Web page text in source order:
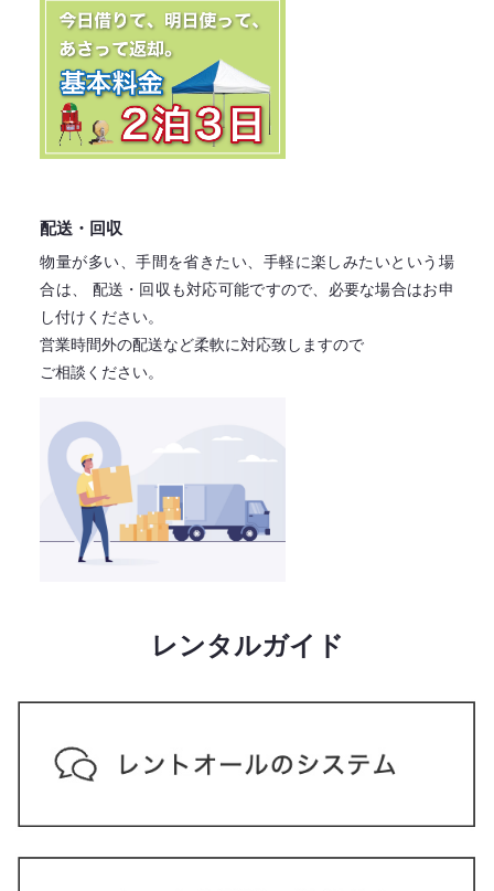
配送・回収
物量が多い、手間を省きたい、手軽に楽しみたいという場
合は、
配送・回収も対応可能ですので、必要な場合はお申
し付けください。
営業時間外の配送など柔軟に対応致しますので
ご相談ください。
レンタルガイド